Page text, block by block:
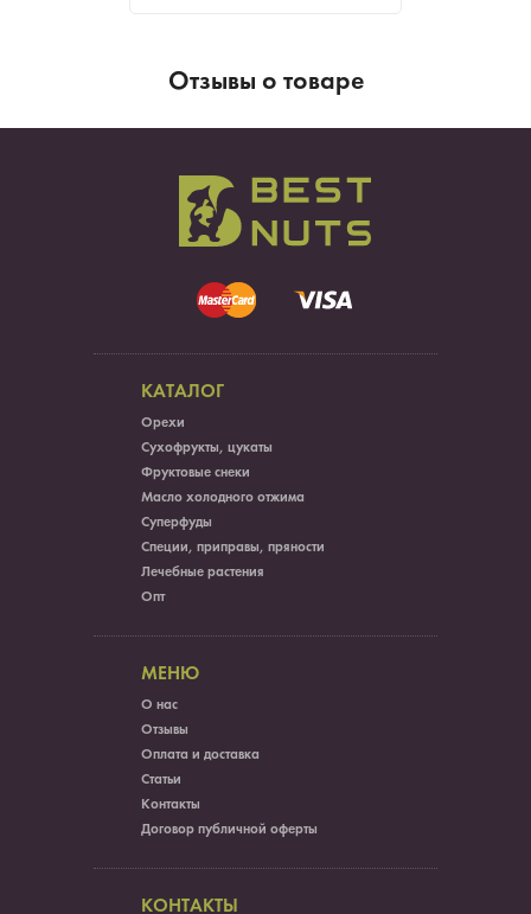
Отзывы о товаре
КАТАЛОГ
Орехи
Сухофрукты, цукаты
Фруктовые снеки
Масло холодного отжима
Суперфуды
Специи, приправы, пряности
Лечебные растения
Опт
МЕНЮ
О нас
Отзывы
Оплата и доставка
Статьи
Контакты
Договор публичной оферты
КОНТАКТЫ